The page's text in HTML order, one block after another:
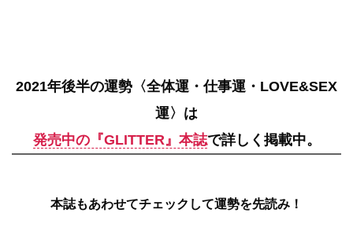
2021年後半の運勢〈全体運・仕事運・LOVE&SEX
運〉は
発売中の『GLITTER』本誌で詳しく掲載中。
本誌もあわせてチェックして運勢を先読み！